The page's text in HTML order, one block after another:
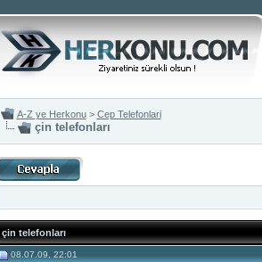
A-Z ye Herkonu > Cep Telefonlari
çin telefonları
çin telefonları
08.07.09, 22:01